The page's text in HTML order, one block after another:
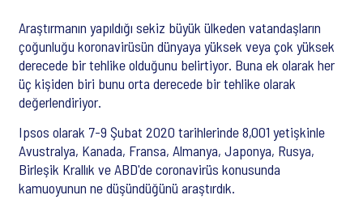
Araştırmanın yapıldığı sekiz büyük ülkeden vatandaşların
çoğunluğu koronavirüsün dünyaya yüksek veya çok yüksek
derecede bir tehlike olduğunu belirtiyor. Buna ek olarak her
üç kişiden biri bunu orta derecede bir tehlike olarak
değerlendiriyor.
Ipsos olarak 7-9 Şubat 2020 tarihlerinde 8,001 yetişkinle
Avustralya, Kanada, Fransa, Almanya, Japonya, Rusya,
Birleşik Krallık ve ABD'de coronavirüs konusunda
kamuoyunun ne düşündüğünü araştırdık.